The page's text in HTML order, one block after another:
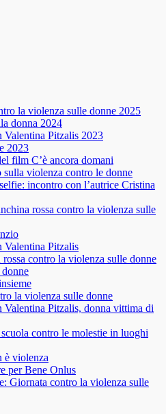
la violenza sulle donne 2025
donna 2024
Valentina Pitzalis 2023
2023
film C’è ancora domani
sulla violenza contro le donne
incontro con l’autrice Cristina
rossa contro la violenza sulle
Valentina Pitzalis
contro la violenza sulle donne
la violenza sulle donne
Valentina Pitzalis, donna vittima di
contro le molestie in luoghi
è violenza
per Bene Onlus
Giornata contro la violenza sulle